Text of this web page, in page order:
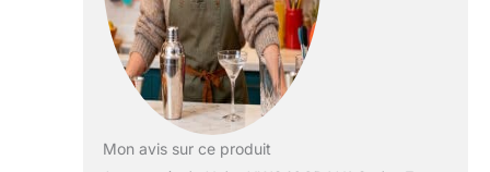
Mon avis sur ce produit